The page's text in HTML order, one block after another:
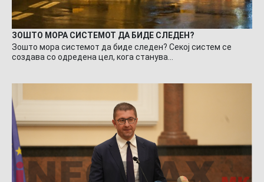
ЗОШТО МОРА СИСТЕМОТ ДА БИДЕ СЛЕДЕН?
Зошто мора системот да биде следен? Секој систем се
создава со одредена цел, кога станува…